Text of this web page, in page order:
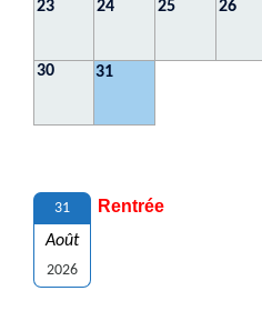
23 24 25 26
30 31
31
Août
2026
Rentrée